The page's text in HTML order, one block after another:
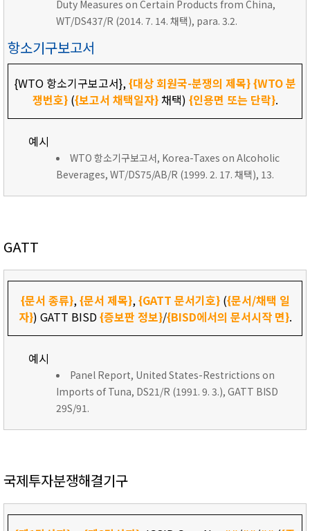
Duty Measures on Certain Products from China,
WT/DS437/R (2014. 7. 14. 채택), para. 3.2.
항소기구보고서
{WTO 항소기구보고서},{대상 회원국-분쟁의 제목}{WTO 분
쟁번호}({보고서 채택일자}채택) {인용면 또는 단락}.
예시
WTO 항소기구보고서, Korea-Taxes on Alcoholic
Beverages, WT/DS75/AB/R (1999. 2. 17. 채택), 13.
GATT
{문서 종류},{문서 제목},{GATT 문서기호}({문서/채택 일
자}) GATT BISD{증보판 정보}/{BISD에서의 문서시작 면}.
예시
Panel Report, United States-Restrictions on
Imports of Tuna, DS21/R (1991. 9. 3.), GATT BISD
29S/91.
국제투자분쟁해결기구